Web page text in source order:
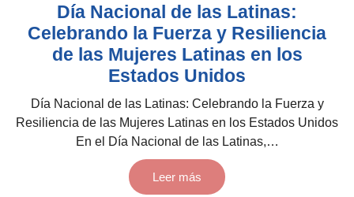
Día Nacional de las Latinas:
Celebrando la Fuerza y Resiliencia
de las Mujeres Latinas en los
Estados Unidos
Día Nacional de las Latinas: Celebrando la Fuerza y
Resiliencia de las Mujeres Latinas en los Estados Unidos
En el Día Nacional de las Latinas,…
Leer más